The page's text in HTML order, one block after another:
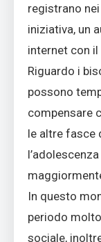
registrano
iniziativa, un
internet con
Riguardo i
possono
compensare
le altre fasce
In questo
periodo
sociale,